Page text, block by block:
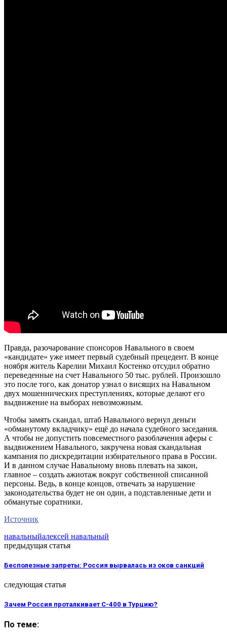
Правда, разочарование спонсоров Навального в своем
«кандидате» уже имеет первый судебный прецедент. В конце
ноября житель Карелии Михаил Костенко отсудил обратно
переведенные на счет Навального 50 тыс. рублей. Произошло
это после того, как донатор узнал о висящих на Навальном
двух мошеннических преступлениях, которые делают его
выдвижение на выборах невозможным.
Чтобы замять скандал, штаб Навального вернул деньги
«обманутому вкладчику» ещё до начала судебного заседания.
А чтобы не допустить повсеместного разоблачения аферы с
выдвижением Навального, закручена новая скандальная
кампания по дискредитации избирательного права в России.
И в данном случае Навальному вновь плевать на закон,
главное – создать ажиотаж вокруг собственной списанной
персоны. Ведь, в конце концов, отвечать за нарушение
законодательства будет не он один, а подставленные дети и
обманутые соратники.
Источник
навальныйалексей навальный
предыдущая статья
Бесполезные запреты: Россия вырвалась из оков санкций
следующая статья
Зачем Россия проталкивает С-400 в Турцию?
По теме: